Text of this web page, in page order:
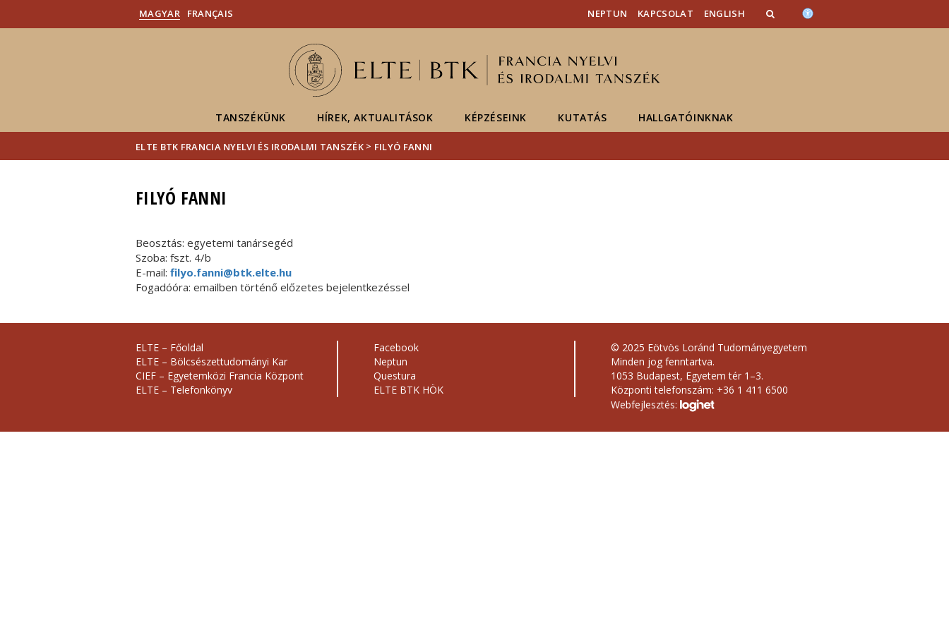
MAGYAR FRANÇAIS NEPTUN KAPCSOLAT ENGLISH
TANSZÉKÜNK HÍREK, AKTUALITÁSOK KÉPZÉSEINK KUTATÁS HALLGATÓINKNAK
ELTE BTK FRANCIA NYELVI ÉS IRODALMI TANSZÉK > FILYÓ FANNI
FILYÓ FANNI
Beosztás: egyetemi tanársegéd
Szoba: fszt. 4/b
E-mail: filyo.fanni@btk.elte.hu
Fogadóóra: emailben történő előzetes bejelentkezéssel
ELTE – Főoldal
ELTE – Bölcsészettudományi Kar
CIEF – Egyetemközi Francia Központ
ELTE – Telefonkönyv
Facebook
Neptun
Questura
ELTE BTK HÖK
© 2025 Eötvös Loránd Tudományegyetem
Minden jog fenntartva.
1053 Budapest, Egyetem tér 1–3.
Központi telefonszám: +36 1 411 6500
Webfejlesztés: